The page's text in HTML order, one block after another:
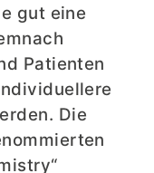
gut eine
Patienten
Die